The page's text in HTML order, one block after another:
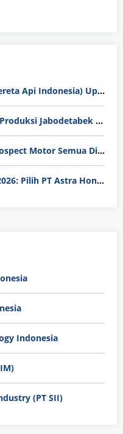
Gaji Karyawan PT KAI (Kereta Api Indonesia) Update 2025
Rata-Rata Gaji Operator Produksi Jabodetabek 2025: Bedah Tuntas UMK, Lemburan, dan Realita Hidup Buruh
Gaji Karyawan Honda Prospect Motor Semua Divisi
Gaji Operator Produksi 2026: Pilih PT Astra Honda Motor (AHM) atau Manufaktur di Jepang?
Indonesia
(PT SII)